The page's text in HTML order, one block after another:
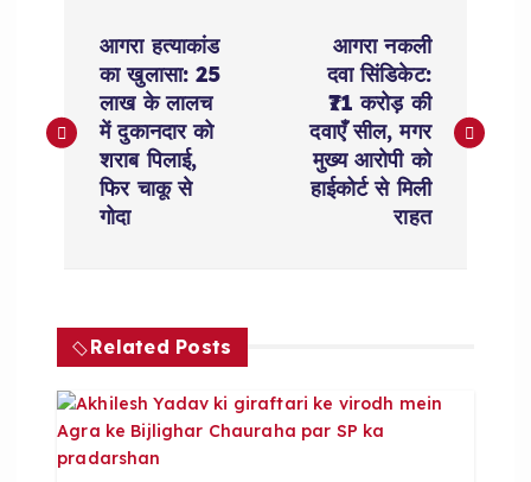
s
a
v
आगरा हत्याकांड
का खुलासा: 25
लाख के लालच
में दुकानदार को
शराब पिलाई,
फिर चाकू से
गोदा
आगरा नकली
दवा सिंडिकेट:
₹71 करोड़ की
दवाएँ सील, मगर
मुख्य आरोपी को
हाईकोर्ट से मिली
राहत
Related Posts